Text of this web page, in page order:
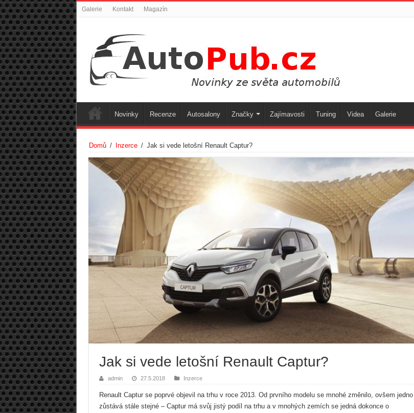
Galerie Kontakt Magazín
Novinky Recenze Autosalony Značky Zajímavosti Tuning Videa Galerie
Domů / Inzerce / Jak si vede letošní Renault Captur?
Jak si vede letošní Renault Captur?
admin 27.5.2018 Inzerce
Renault Captur se poprvé objevil na trhu v roce 2013. Od prvního modelu se mnohé změnilo, ovšem jedno
zůstává stále stejné – Captur má svůj jistý podíl na trhu a v mnohých zemích se jedná dokonce o